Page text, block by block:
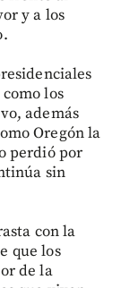
y a los
los
además
Oregón la
perdió por
sin
con la
que los
de la